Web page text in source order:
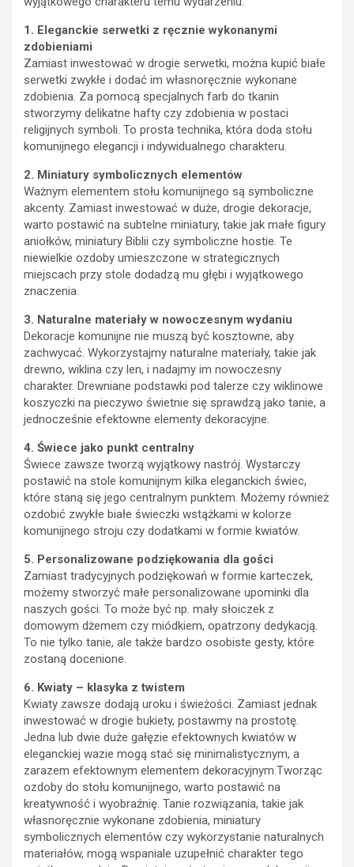
1. Eleganckie serwetki z ręcznie wykonanymi
zdobieniami
Zamiast inwestować w drogie serwetki, można kupić białe
serwetki zwykłe i dodać im własnoręcznie wykonane
zdobienia. Za pomocą specjalnych farb do tkanin
stworzymy delikatne hafty czy zdobienia w postaci
religijnych symboli. To prosta technika, która doda stołu
komunijnego elegancji i indywidualnego charakteru.
2. Miniatury symbolicznych elementów
Ważnym elementem stołu komunijnego są symboliczne
akcenty. Zamiast inwestować w duże, drogie dekoracje,
warto postawić na subtelne miniatury, takie jak małe figury
aniołków, miniatury Biblii czy symboliczne hostie. Te
niewielkie ozdoby umieszczone w strategicznych
miejscach przy stole dodadzą mu głębi i wyjątkowego
znaczenia.
3. Naturalne materiały w nowoczesnym wydaniu
Dekoracje komunijne nie muszą być kosztowne, aby
zachwycać. Wykorzystajmy naturalne materiały, takie jak
drewno, wiklina czy len, i nadajmy im nowoczesny
charakter. Drewniane podstawki pod talerze czy wiklinowe
koszyczki na pieczywo świetnie się sprawdzą jako tanie, a
jednocześnie efektowne elementy dekoracyjne.
4. Świece jako punkt centralny
Świece zawsze tworzą wyjątkowy nastrój. Wystarczy
postawić na stole komunijnym kilka eleganckich świec,
które staną się jego centralnym punktem. Możemy również
ozdobić zwykłe białe świeczki wstążkami w kolorze
komunijnego stroju czy dodatkami w formie kwiatów.
5. Personalizowane podziękowania dla gości
Zamiast tradycyjnych podziękowań w formie karteczek,
możemy stworzyć małe personalizowane upominki dla
naszych gości. To może być np. mały słoiczek z
domowym dżemem czy miódkiem, opatrzony dedykacją.
To nie tylko tanie, ale także bardzo osobiste gesty, które
zostaną docenione.
6. Kwiaty – klasyka z twistem
Kwiaty zawsze dodają uroku i świeżości. Zamiast jednak
inwestować w drogie bukiety, postawmy na prostotę.
Jedna lub dwie duże gałęzie efektownych kwiatów w
eleganckiej wazie mogą stać się minimalistycznym, a
zarazem efektownym elementem dekoracyjnym.Tworząc
ozdoby do stołu komunijnego, warto postawić na
kreatywność i wyobraźnię. Tanie rozwiązania, takie jak
własnoręcznie wykonane zdobienia, miniatury
symbolicznych elementów czy wykorzystanie naturalnych
materiałów, mogą wspaniale uzupełnić charakter tego